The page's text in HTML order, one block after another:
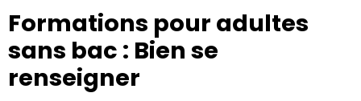
Formations pour adultes
sans bac : Bien se
renseigner